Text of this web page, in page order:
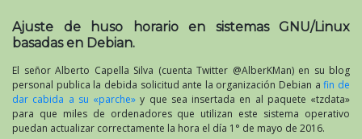
Ajuste de huso horario en sistemas GNU/Linux
basadas en Debian.
El señor Alberto Capella Silva (cuenta Twitter @AlberKMan) en su blog
personal publica la debida solicitud ante la organización Debian afin de
dar cabida a su «parche» y que sea insertada en al paquete «tzdata»
para que miles de ordenadores que utilizan este sistema operativo
puedan actualizar correctamente la hora el día 1° de mayo de 2016.